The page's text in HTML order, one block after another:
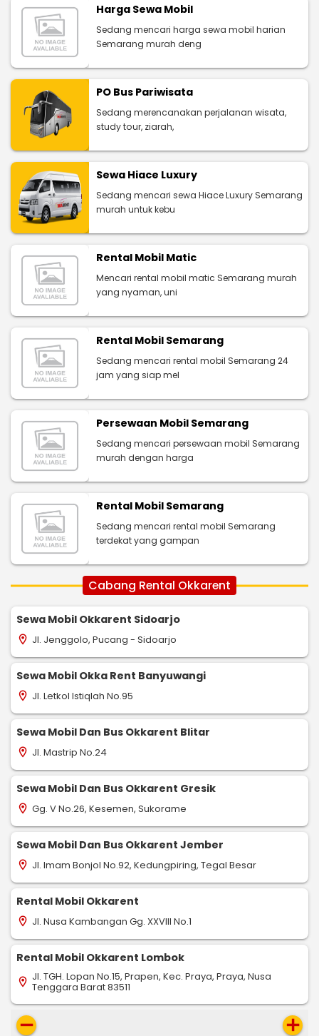
Harga Sewa Mobil
Sedang mencari harga sewa mobil harian
Semarang murah deng
PO Bus Pariwisata
Sedang merencanakan perjalanan wisata,
study tour, ziarah,
Sewa Hiace Luxury
Sedang mencari sewa Hiace Luxury Semarang
murah untuk kebu
Rental Mobil Matic
Mencari rental mobil matic Semarang murah
yang nyaman, uni
Rental Mobil Semarang
Sedang mencari rental mobil Semarang 24
jam yang siap mel
Persewaan Mobil Semarang
Sedang mencari persewaan mobil Semarang
murah dengan harga
Rental Mobil Semarang
Sedang mencari rental mobil Semarang
terdekat yang gampan
Cabang Rental Okkarent
Sewa Mobil Okkarent Sidoarjo
location_on Jl. Jenggolo, Pucang - Sidoarjo
Sewa Mobil Okka Rent Banyuwangi
location_on Jl. Letkol Istiqlah No.95
Sewa Mobil Dan Bus Okkarent Blitar
location_on Jl. Mastrip No.24
Sewa Mobil Dan Bus Okkarent Gresik
location_on Gg. V No.26, Kesemen, Sukorame
Sewa Mobil Dan Bus Okkarent Jember
location_on Jl. Imam Bonjol No.92, Kedungpiring, Tegal Besar
Rental Mobil Okkarent
location_on Jl. Nusa Kambangan Gg. XXVIII No.1
Rental Mobil Okkarent Lombok
location_on Jl. TGH. Lopan No.15, Prapen, Kec. Praya, Praya, Nusa
Tenggara Barat 83511
remove add